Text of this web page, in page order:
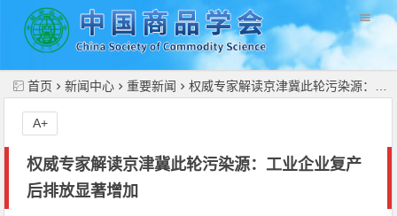
首页 新闻中心 重要新闻 权威专家解读京津冀此轮污染源：工业企业复产后排放显著增加
权威专家解读京津冀此轮污染源：工业企业复产
后排放显著增加
A+